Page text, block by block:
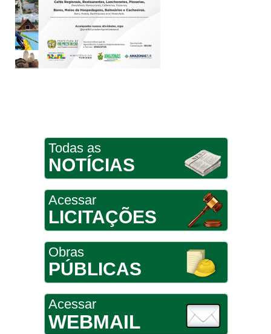
Todas as
NOTÍCIAS
Acessar
LICITAÇÕES
Obras
PÚBLICAS
Acessar
WEBMAIL